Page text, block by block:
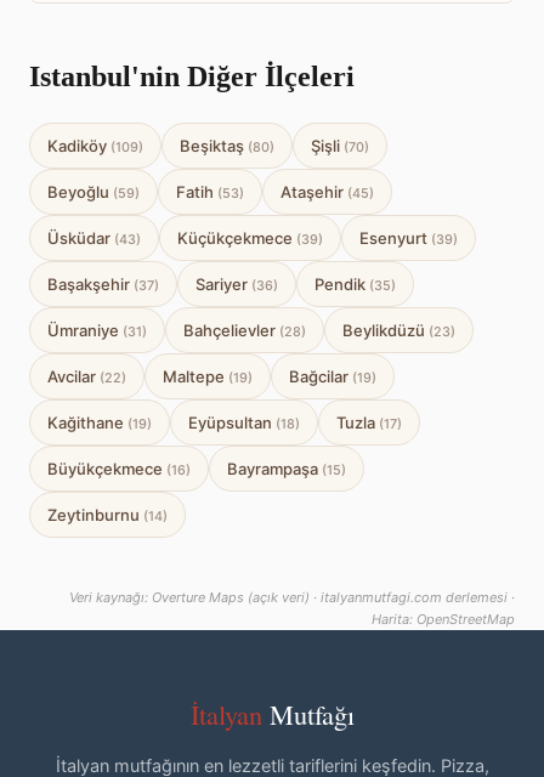
Istanbul'nin Diğer İlçeleri
Kadiköy (109) Beşiktaş (80) Şişli (70)
Beyoğlu (59) Fatih (53) Ataşehir (45)
Üsküdar (43) Küçükçekmece (39) Esenyurt (39)
Başakşehir (37) Sariyer (36) Pendik (35)
Ümraniye (31) Bahçelievler (28) Beylikdüzü (23)
Avcilar (22) Maltepe (19) Bağcilar (19)
Kağithane (19) Eyüpsultan (18) Tuzla (17)
Büyükçekmece (16) Bayrampaşa (15)
Zeytinburnu (14)
Veri kaynağı: Overture Maps (açık veri) · italyanmutfagi.com derlemesi ·
Harita: OpenStreetMap
İtalyanMutfağı
İtalyan mutfağının en lezzetli tariflerini keşfedin. Pizza,